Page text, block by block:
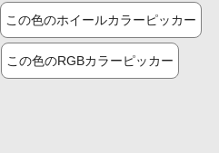
この色のホイールカラーピッカー
この色のRGBカラーピッカー